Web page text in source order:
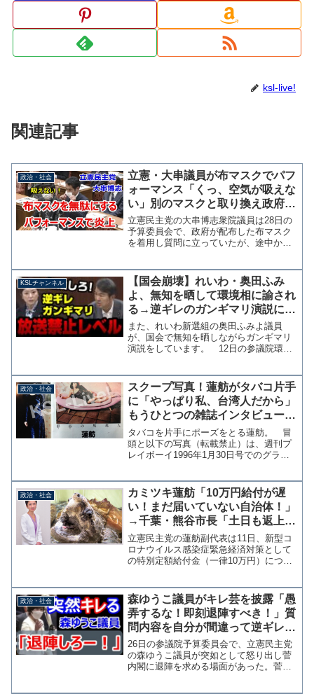
ksl-live!
関連記事
政治・社会
立憲・大串議員が布マスクでパフ
ォーマンス「くっ、空気が吸えな
い」別のマスクと取り換え政府配
布分を無駄にする
立憲民主党の大串博志衆院議員は28日の
予算委員会で、政府が配布した布マスク
を着用し質問に立っていたが、途中から
フォーマンスを行った。これに対して安
倍総理は「私はずっとし...
KSLチャンネル
【国会崩壊】れいわ・奥田ふみ
よ、無知を晒して環境相に諭され
る→逆ギレのガンギマリ演説に周
囲はドン引き…【KSLチャンネ
ル】
また、れいわ新選組の奥田ふみよ議員
が、国会で無知を晒しながらガンギマリ
演説をしています。 12日の参議院環境
強く求める場面がありましたが、大臣か
らは所掌が環境大臣ではな...
政治・社会
スクープ写真！蓮舫がタバコ片手
に「やっぱり私、台湾人だから」
もうひとつの雑誌インタビューが
見つかる
タバコを片手にポーズをとる蓮舫。 冒
頭と以下の写真（転載禁止）は、週刊プ
レイボーイ1996年1月30日号でのグラビ
イフル 1995年8月号』で「今、日本人で
いるのはそれ...
政治・社会
カミツキ蓮舫「10万円給付が遅
い！まだ届いていない自治体！」
→千葉・熊谷市長「土日も返上、
深夜まで作業してる。国の催促で
面倒が増えるとか勘弁」
立憲民主党の蓮舫副代表は11日、新型コ
ロナウイルス感染症緊急経済対策として
の特別定額給付金（一律10万円）につい
た。「10万円の給付はもう行なっている
自治体があると承知。...
政治・社会
森ゆうこ議員がキレ芸を披露「愚
弄するな！即刻退陣すべき！」質
問内容を自分が間違って逆ギレ
か？
26日の参議院予算委員会で、立憲民主党
の森ゆうこ議員が突如として怒り出し菅
内閣に退陣を求める場面があった。菅総